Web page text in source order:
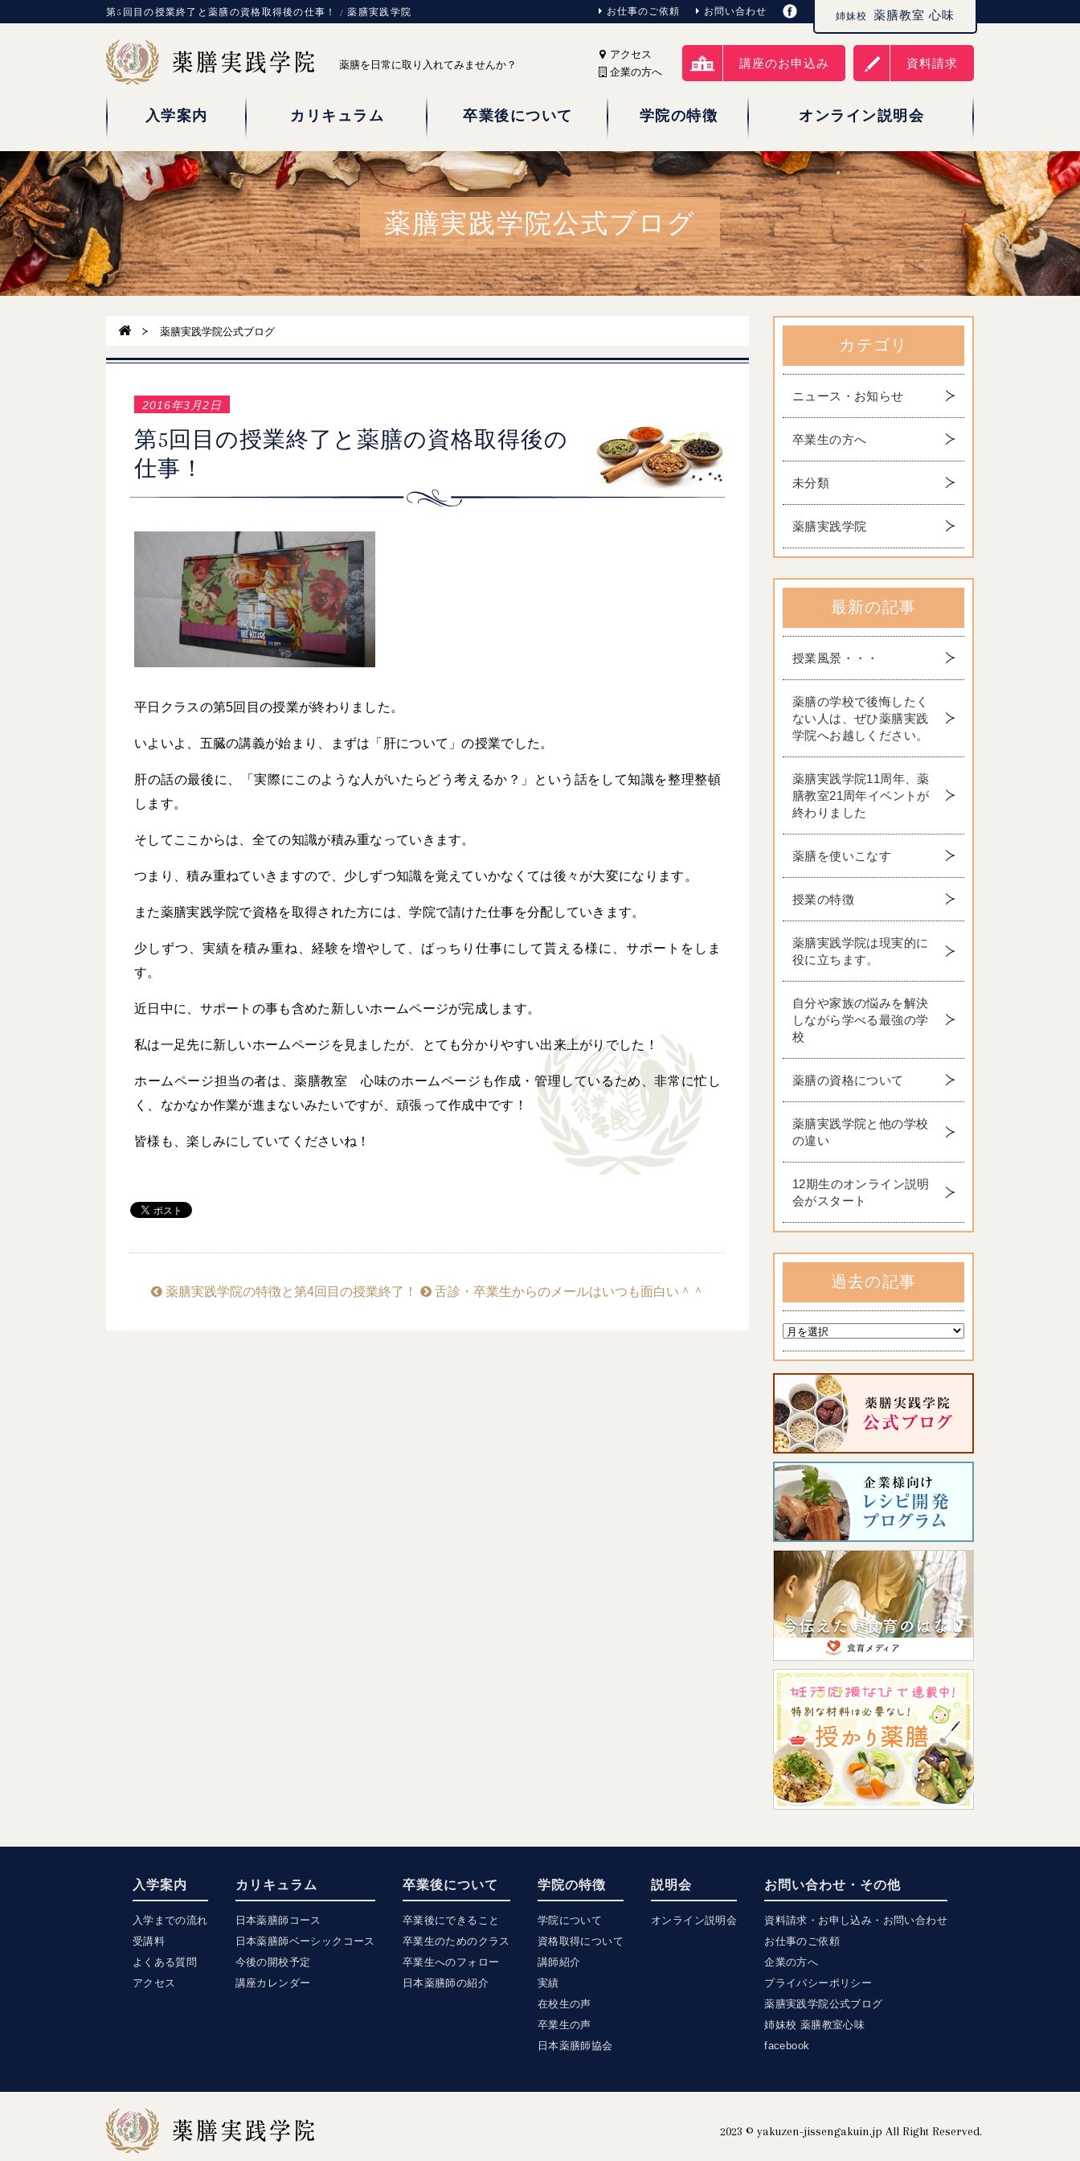
第5回目の授業終了と薬膳の資格取得後の仕事！ / 薬膳実践学院 お仕事のご依頼 お問い合わせ 姉妹校 薬膳教室 心味
薬膳を日常に取り入れてみませんか？
アクセス
 企業の方へ
講座のお申込み 資料請求
入学案内 カリキュラム 卒業後について 学院の特徴 オンライン説明会
薬膳実践学院公式ブログ
薬膳実践学院公式ブログ
2016年3月2日
第5回目の授業終了と薬膳の資格取得後の
仕事！
平日クラスの第5回目の授業が終わりました。
いよいよ、五臓の講義が始まり、まずは「肝について」の授業でした。
肝の話の最後に、「実際にこのような人がいたらどう考えるか？」という話をして知識を整理整頓
します。
そしてここからは、全ての知識が積み重なっていきます。
つまり、積み重ねていきますので、少しずつ知識を覚えていかなくては後々が大変になります。
また薬膳実践学院で資格を取得された方には、学院で請けた仕事を分配していきます。
少しずつ、実績を積み重ね、経験を増やして、ばっちり仕事にして貰える様に、サポートをしま
す。
近日中に、サポートの事も含めた新しいホームページが完成します。
私は一足先に新しいホームページを見ましたが、とても分かりやすい出来上がりでした！
ホームページ担当の者は、薬膳教室 心味のホームページも作成・管理しているため、非常に忙し
く、なかなか作業が進まないみたいですが、頑張って作成中です！
皆様も、楽しみにしていてくださいね！
薬膳実践学院の特徴と第4回目の授業終了！ 舌診・卒業生からのメールはいつも面白い＾＾
カテゴリ
ニュース・お知らせ
卒業生の方へ
未分類
薬膳実践学院
最新の記事
授業風景・・・
薬膳の学校で後悔したく
ない人は、ぜひ薬膳実践
学院へお越しください。
薬膳実践学院11周年、薬
膳教室21周年イベントが
終わりました
薬膳を使いこなす
授業の特徴
薬膳実践学院は現実的に
役に立ちます。
自分や家族の悩みを解決
しながら学べる最強の学
校
薬膳の資格について
薬膳実践学院と他の学校
の違い
12期生のオンライン説明
会がスタート
過去の記事
入学案内
入学までの流れ
受講料
よくある質問
アクセス
カリキュラム
日本薬膳師コース
日本薬膳師ベーシックコース
今後の開校予定
講座カレンダー
卒業後について
卒業後にできること
卒業生のためのクラス
卒業生へのフォロー
日本薬膳師の紹介
学院の特徴
学院について
資格取得について
講師紹介
実績
在校生の声
卒業生の声
日本薬膳師協会
説明会
オンライン説明会
お問い合わせ・その他
資料請求・お申し込み・お問い合わせ
お仕事のご依頼
企業の方へ
プライバシーポリシー
薬膳実践学院公式ブログ
姉妹校 薬膳教室心味
facebook
2023 © yakuzen-jissengakuin.jp All Right Reserved.